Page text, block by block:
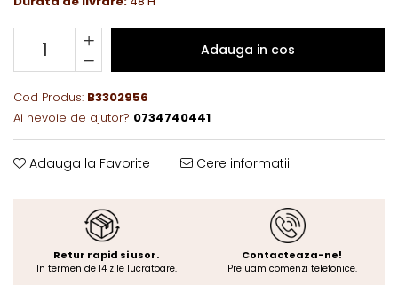
Adauga in cos
Cod Produs: B3302956
Ai nevoie de ajutor? 0734740441
Adauga la Favorite Cere informatii
Retur rapid si usor.
In termen de 14 zile lucratoare.
Contacteaza-ne!
Preluam comenzi telefonice.